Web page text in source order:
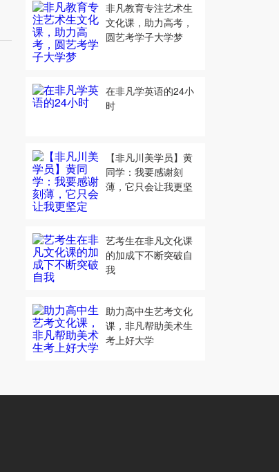
非凡教育专注艺术生
文化课，助力高考，
圆艺考学子大学梦
在非凡学英语的24小
时
【非凡川美学员】黄
同学：我要感谢刻
薄，它只会让我更坚
艺考生在非凡文化课
的加成下不断突破自
我
助力高中生艺考文化
课，非凡帮助美术生
考上好大学